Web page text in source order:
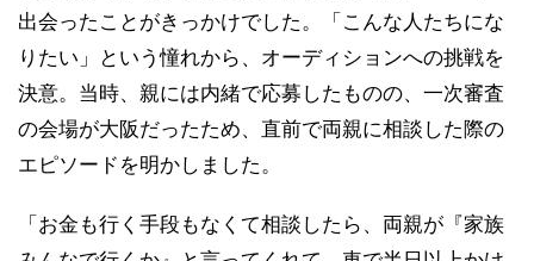
出会ったことがきっかけでした。「こんな人たちにな
りたい」という憧れから、オーディションへの挑戦を
決意。当時、親には内緒で応募したものの、一次審査
の会場が大阪だったため、直前で両親に相談した際の
エピソードを明かしました。
「お金も行く手段もなくて相談したら、両親が『家族